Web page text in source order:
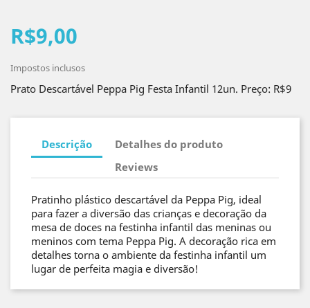
R$9,00
Impostos inclusos
Prato Descartável Peppa Pig Festa Infantil 12un. Preço: R$9
Descrição
Detalhes do produto
Reviews
Pratinho plástico descartável da Peppa Pig, ideal
para fazer a diversão das crianças e decoração da
mesa de doces na festinha infantil das meninas ou
meninos com tema Peppa Pig. A decoração rica em
detalhes torna o ambiente da festinha infantil um
lugar de perfeita magia e diversão!